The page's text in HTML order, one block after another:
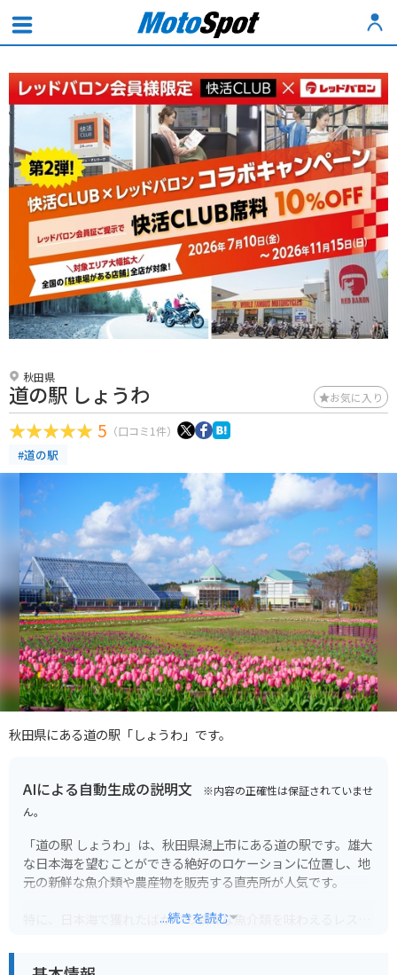
秋田県
道の駅 しょうわ お気に入り
5 （口コミ1件）
#道の駅
秋田県にある道の駅「しょうわ」です。
AIによる自動生成の説明文 ※内容の正確性は保証されていませ
ん。
「道の駅 しょうわ」は、秋田県潟上市にある道の駅です。雄大
な日本海を望むことができる絶好のロケーションに位置し、地
元の新鮮な魚介類や農産物を販売する直売所が人気です。
特に、日本海で獲れたばかりの新鮮な魚介類を味わえるレスト
...続きを読む